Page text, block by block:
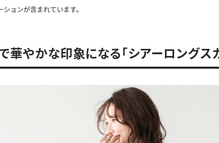
ョンが含まれています。
華やかな印象になる「シアーロングス